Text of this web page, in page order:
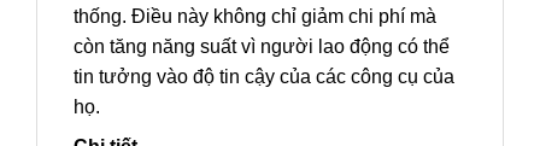
thống. Điều này không chỉ giảm chi phí mà
còn tăng năng suất vì người lao động có thể
tin tưởng vào độ tin cậy của các công cụ của
họ.